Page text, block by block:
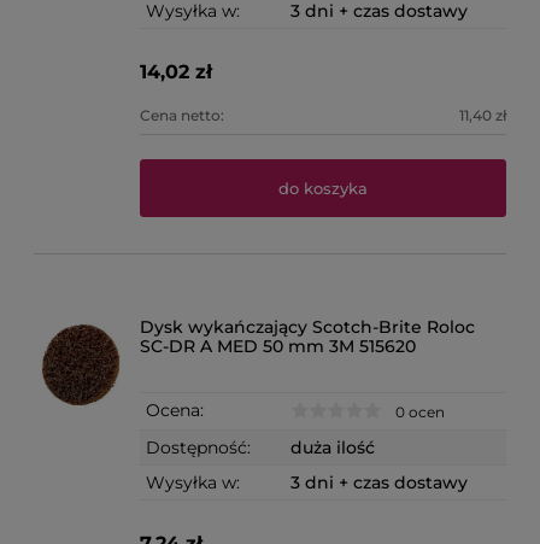
Wysyłka w:
3 dni + czas dostawy
14,02 zł
Cena netto: 11,40 zł
do koszyka
Dysk wykańczający Scotch-Brite Roloc
SC-DR A MED 50 mm 3M 515620
Ocena: 0 ocen
Dostępność:
duża ilość
Wysyłka w:
3 dni + czas dostawy